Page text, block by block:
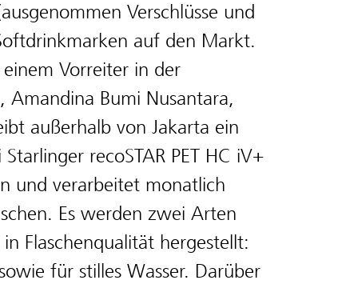
Verschlüsse und
auf den Markt.
Vorreiter in der
Amandina Bumi Nusantara,
außerhalb von Jakarta ein
recoSTAR PET HC iV+
und verarbeitet monatlich
Es werden zwei Arten
Flaschenqualität hergestellt:
für stilles Wasser. Darüber